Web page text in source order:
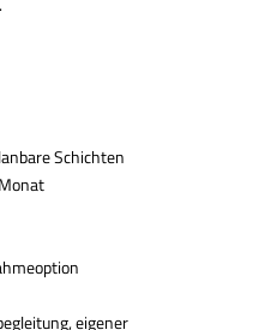
Schichten
eigener